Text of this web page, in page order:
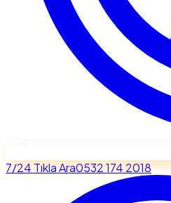
7/24 Tıkla Ara0532 174 2018